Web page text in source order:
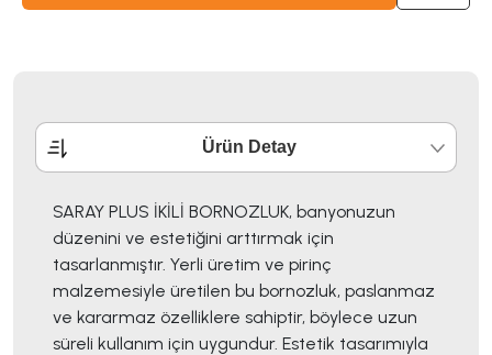
Ürün Detay
SARAY PLUS İKİLİ BORNOZLUK, banyonuzun
düzenini ve estetiğini arttırmak için
tasarlanmıştır. Yerli üretim ve pirinç
malzemesiyle üretilen bu bornozluk, paslanmaz
ve kararmaz özelliklere sahiptir, böylece uzun
süreli kullanım için uygundur. Estetik tasarımıyla